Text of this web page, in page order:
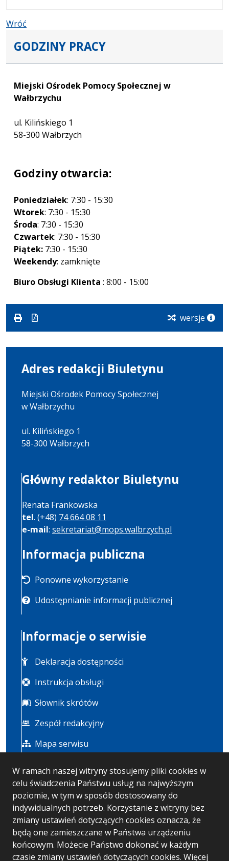
W ramach naszej witryny stosujemy pliki cookies w
celu świadczenia Państwu usług na najwyższym
poziomie, w tym w sposób dostosowany do
indywidualnych potrzeb. Korzystanie z witryny bez
zmiany ustawień dotyczących cookies oznacza, że
będą one zamieszczane w Państwa urządzeniu
końcowym. Możecie Państwo dokonać w każdym
czasie zmiany ustawień dotyczących cookies. Więcej
Wróć
GODZINY PRACY
Miejski Ośrodek Pomocy Społecznej w
Wałbrzychu
ul. Kilińskiego 1
58-300 Wałbrzych
Godziny otwarcia:
Poniedziałek: 7:30 - 15:30
Wtorek: 7:30 - 15:30
Środa: 7:30 - 15:30
Czwartek: 7:30 - 15:30
Piątek: 7:30 - 15:30
Weekendy: zamknięte
Biuro Obsługi Klienta : 8:00 - 15:00
wersje
Adres redakcji Biuletynu
Miejski Ośrodek Pomocy Społecznej
w Wałbrzychu
ul. Kilińskiego 1
58-300 Wałbrzych
Główny redaktor Biuletynu
Renata Frankowska
tel. (+48) 74 664 08 11
e-mail: sekretariat@mops.walbrzych.pl
Informacja publiczna
Ponowne wykorzystanie
Udostępnianie informacji publicznej
Informacje o serwisie
Deklaracja dostępności
Instrukcja obsługi
Słownik skrótów
Zespół redakcyjny
Mapa serwisu
Statystyka i dane osobowe
Statystyki oglądalności
Polityka prywatności